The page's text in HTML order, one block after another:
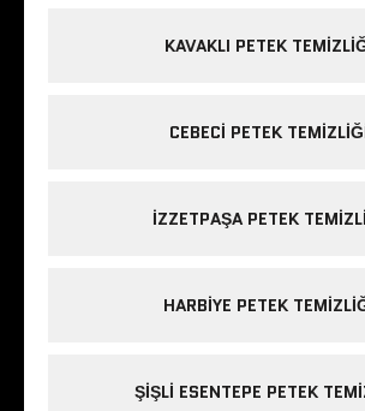
KAVAKLI PETEK
CEBECI PETEK
IZZETPAŞA PETEK
HARBIYE PETEK
ŞIŞLI ESENTEPE PETEK